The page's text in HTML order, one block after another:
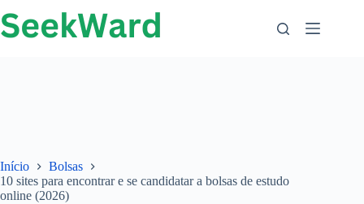
para
o
Início
Bolsas
10 sites para encontrar e se candidatar a bolsas de estudo
online (2026)